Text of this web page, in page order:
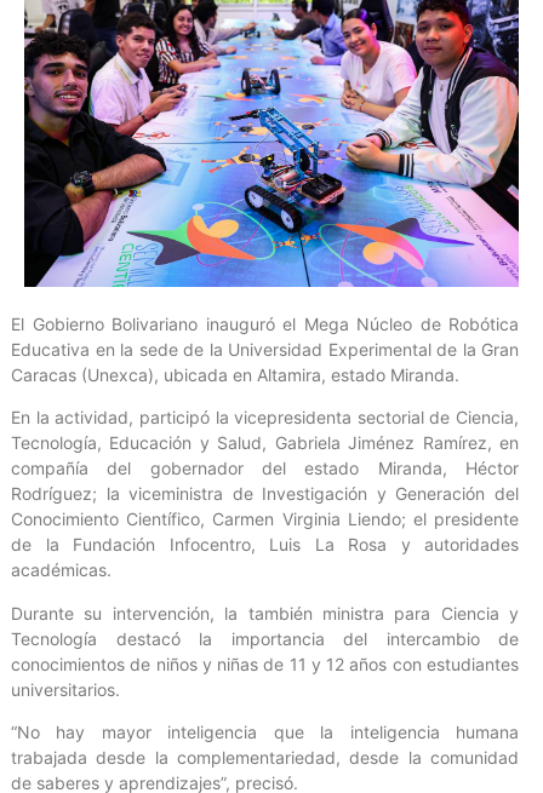
El Gobierno Bolivariano inauguró el Mega Núcleo de Robótica
Educativa en la sede de la Universidad Experimental de la Gran
Caracas (Unexca), ubicada en Altamira, estado Miranda.
En la actividad, participó la vicepresidenta sectorial de Ciencia,
Tecnología, Educación y Salud, Gabriela Jiménez Ramírez, en
compañía del gobernador del estado Miranda, Héctor
Rodríguez; la viceministra de Investigación y Generación del
Conocimiento Científico, Carmen Virginia Liendo; el presidente
de la Fundación Infocentro, Luis La Rosa y autoridades
académicas.
Durante su intervención, la también ministra para Ciencia y
Tecnología destacó la importancia del intercambio de
conocimientos de niños y niñas de 11 y 12 años con estudiantes
universitarios.
“No hay mayor inteligencia que la inteligencia humana
trabajada desde la complementariedad, desde la comunidad
de saberes y aprendizajes”, precisó.